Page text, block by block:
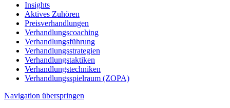
Insights
Aktives Zuhören
Preisverhandlungen
Verhandlungscoaching
Verhandlungsführung
Verhandlungsstrategien
Verhandlungstaktiken
Verhandlungstechniken
Verhandlungsspielraum (ZOPA)
Navigation überspringen